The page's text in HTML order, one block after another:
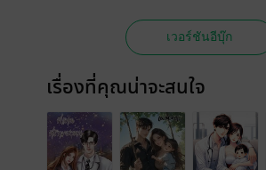
เวอร์ชันอีบุ๊ก
เรื่องที่คุณน่าจะสนใจ